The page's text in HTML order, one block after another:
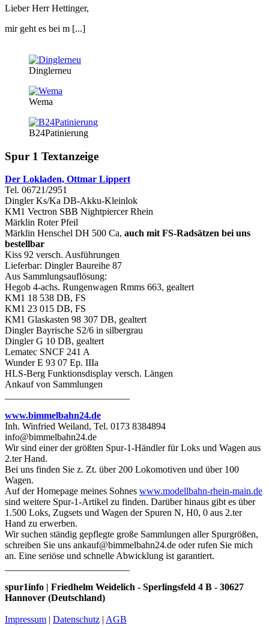
Lieber Herr Hettinger,
mir geht es bei m [...]
Dinglerneu
Wema
B24Patinierung
Spur 1 Textanzeige
Der Lokladen, Ottmar Lippert
Tel. 06721/2951
Dingler Ks/Ka DB-Akku-Kleinlok
KM1 Vectron SBB Nightpiercer Rhein
Märklin Roter Pfeil
Märklin Henschel DH 500 Ca, auch mit FS-Radsätzen bei uns
bestellbar
Kiss 92 versch. Ausführungen
Lieferbar: Dingler Baureihe 87
Aus Sammlungsauflösung:
Hegob 4-achs. Rungenwagen Rmms 663, gealtert
KM1 18 538 DB, FS
KM1 23 015 DB, FS
KM1 Glaskasten 98 307 DB, gealtert
Dingler Bayrische S2/6 in silbergrau
Dingler G 10 DB, gealtert
Lematec SNCF 241 A
Wunder E 93 07 Ep. IIIa
HLS-Berg Funktionsdisplay versch. Längen
Ankauf von Sammlungen
www.bimmelbahn24.de
Inh. Winfried Weiland, Tel. 0173 8384894
info@bimmelbahn24.de
Wir sind einer der größten Spur-1-Händler für Loks und Wagen aus
2.ter Hand.
Bei uns finden Sie z. Zt. über 200 Lokomotiven und über 100
Wagen.
Auf der Homepage meines Sohnes www.modellbahn-rhein-main.de
sind weitere Spur-1-Artikel zu finden. Darüber hinaus gibt es über
1.500 Loks, Zugsets und Wagen der Spuren N, H0, 0 aus 2.ter
Hand zu erwerben.
Wir suchen ständig gepflegte große Sammlungen aller Spurgrößen,
schreiben Sie uns ankauf@bimmelbahn24.de oder rufen Sie mich
an. Eine seriöse und schnelle Abwicklung ist garantiert.
spur1info | Friedhelm Weidelich - Sperlingsfeld 4 B - 30627
Hannover (Deutschland)
Impressum | Datenschutz | AGB